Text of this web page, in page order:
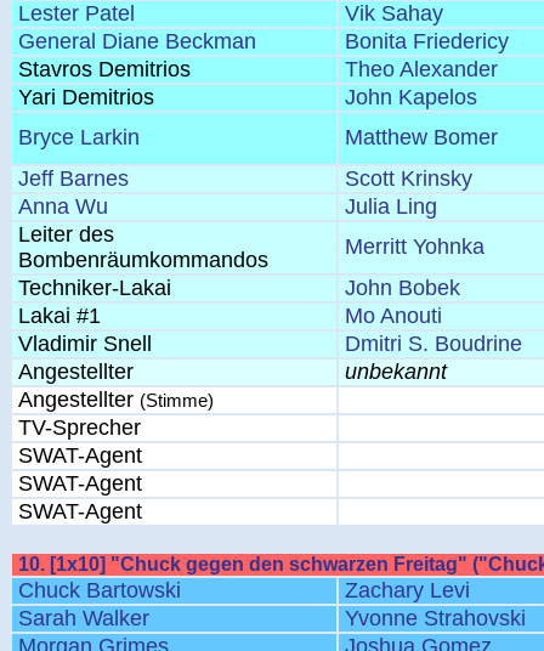
Lester Patel
Vik Sahay
General Diane Beckman
Bonita Friedericy
Stavros Demitrios
Theo Alexander
Yari Demitrios
John Kapelos
Bryce Larkin
Matthew Bomer
Jeff Barnes
Scott Krinsky
Anna Wu
Julia Ling
Leiter des
Bombenräumkommandos
Merritt Yohnka
Techniker-Lakai
John Bobek
Lakai #1
Mo Anouti
Vladimir Snell
Dmitri S. Boudrine
Angestellter
unbekannt
Angestellter (Stimme)
TV-Sprecher
SWAT-Agent
SWAT-Agent
SWAT-Agent
10. [1x10] "Chuck gegen den schwarzen Freitag"
Chuck Bartowski
Zachary Levi
Sarah Walker
Yvonne Strahovski
Morgan Grimes
Joshua Gomez